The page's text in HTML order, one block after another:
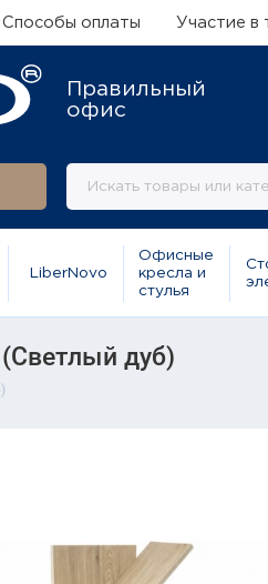
Способы оплаты Участие в
Правильный
офис
LiberNovo
Офисные
кресла и
стулья
дуб)